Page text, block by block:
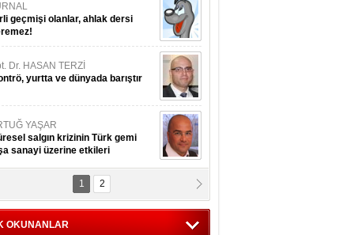
geçmişi olanlar, ahlak dersi
Dr. HASAN TERZİ
yurtta ve dünyada barıştır
YAŞAR
salgın krizinin Türk gemi
sanayi üzerine etkileri
MESUT AZMİ GÖKSOY
1 2
OKUNANLAR